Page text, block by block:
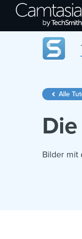
Direkt
Alle
Bilder mit